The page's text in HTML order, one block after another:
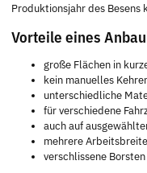
Produktionsjahr des Besens
Vorteile eines
große Flächen in
kein manuelles
unterschiedliche
für verschiedene
auch auf
mehrere
verschlissene